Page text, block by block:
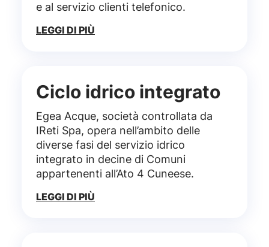
e al servizio clienti telefonico.
LEGGI DI PIÙ
Ciclo idrico integrato
Egea Acque, società controllata da
IReti Spa, opera nell’ambito delle
diverse fasi del servizio idrico
integrato in decine di Comuni
appartenenti all’Ato 4 Cuneese.
LEGGI DI PIÙ